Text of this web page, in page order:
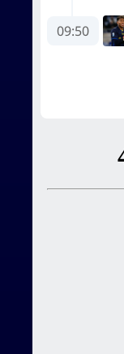
09:50